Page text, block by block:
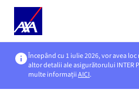
Începând cu 1 iulie 2026, vor avea
altor detalii ale asigurătorului INTER
multe informațiiAICI.